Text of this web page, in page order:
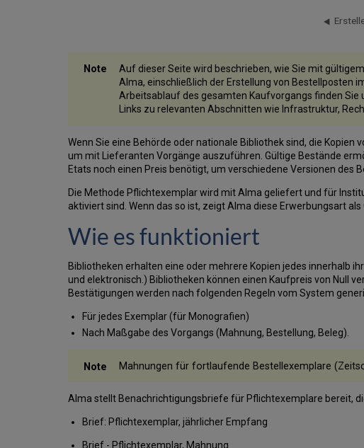
Auf dieser Seite wird beschrieben, wie Sie mit
Alma, einschließlich der Erstellung von Bestellposten
Arbeitsablauf des gesamten Kaufvorgangs finden Sie
Links zu relevanten Abschnitten wie Infrastruktur,
Wenn Sie eine Behörde oder nationale Bibliothek sind, die
um mit Lieferanten Vorgänge auszuführen. Gültige Bestände
Etats noch einen Preis benötigt, um verschiedene Versionen des
Die Methode Pflichtexemplar wird mit Alma geliefert und für
aktiviert sind. Wenn das so ist, zeigt Alma diese Erwerbungsart als
Wie es funktioniert
Bibliotheken erhalten eine oder mehrere Kopien jedes innerhalb
und elektronisch.) Bibliotheken können einen Kaufpreis von Null
Bestätigungen werden nach folgenden Regeln vom System
Für jedes Exemplar (für Monografien)
Nach Maßgabe des Vorgangs (Mahnung, Bestellung, Beleg).
Mahnungen für fortlaufende Bestellexemplare
Alma stellt Benachrichtigungsbriefe für Pflichtexemplare bereit,
Brief: Pflichtexemplar, jährlicher Empfang
Brief - Pflichtexemplar, Mahnung